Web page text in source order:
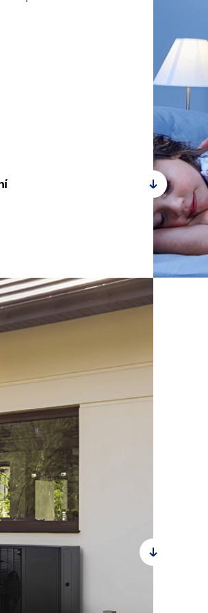
Počet vnitřních jednotek:
do 50 m
Telefon*